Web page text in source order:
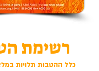
רשימת
כלל ההטבות תלויות